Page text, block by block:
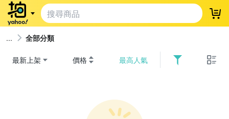
登
全部分類
最新上架 價格 最高人氣